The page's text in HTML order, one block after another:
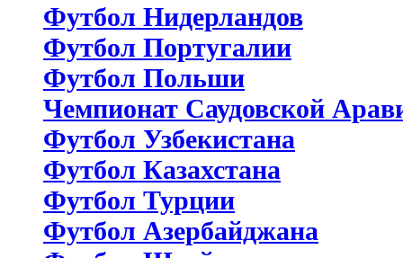
Футбол Нидерландов
Футбол Португалии
Футбол Польши
Чемпионат Саудовской
Футбол Узбекистана
Футбол Казахстана
Футбол Турции
Футбол Азербайджана